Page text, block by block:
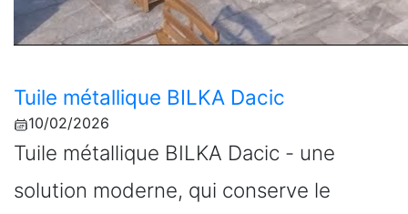
Tuile métallique BILKA Dacic
10/02/2026
Tuile métallique BILKA Dacic - une
solution moderne, qui conserve le